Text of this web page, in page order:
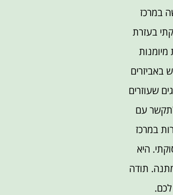
במרכז
בעזרת
מיומנות
באביזרים
שעוזרים
עם
במרכז
היא
תודה
לכם.